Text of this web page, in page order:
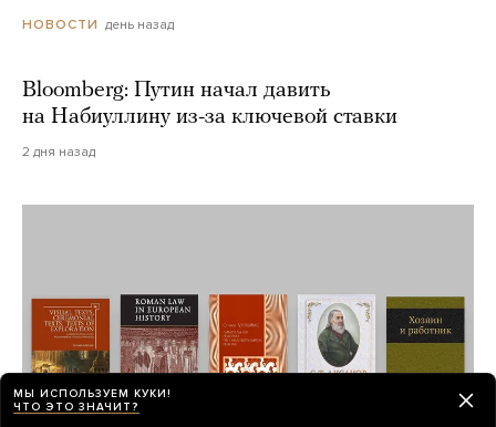
НОВОСТИ день назад
Bloomberg: Путин начал давить
на Набиуллину из-за ключевой ставки
2 дня назад
МЫ ИСПОЛЬЗУЕМ КУКИ!
ЧТО ЭТО ЗНАЧИТ?